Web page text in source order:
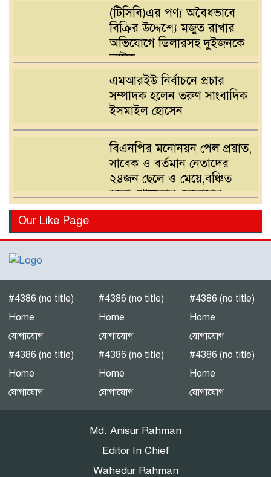
(টিসিবি)এর পণ্য অবৈধভাবে
বিক্রির উদ্দেশ্যে মজুত রাখার
অভিযোগে ডিলারসহ দুইজনকে
আটক
এমআরইউ নির্বাচনে প্রচার
সম্পাদক হলেন তরুণ সাংবাদিক
ইসমাইল হোসেন
বিএনপির মনোনয়ন পেল প্রয়াত,
সাবেক ও বর্তমান নেতাদের
২৪জন ছেলে ও মেয়ে,বঞ্চিত
হলো খোন্দকার দেলোয়ার
হোসেনের পুত্র
দাবিতে খোন্দকার আকবরের
শ্রীপুরে চোরাই পথে সার
পাচারকালে ৮০ বস্তাসহ পিকআপ
আটক
‎পটুয়াখালী গলাচিপায় গজালিয়া
ইউনিয়নে বিএনপি’র বিশাল
জনসভা।
‘কাউকে বর্গা দেওয়ার জন্য
জাতীয়তাবাদী দল তৈরি হয়নি’
— হাসান মামুন”
Our Like Page
#4386 (no title)
Home
যোগাযোগ
#4386 (no title)
Home
যোগাযোগ
#4386 (no title)
Home
যোগাযোগ
#4386 (no title)
Home
যোগাযোগ
#4386 (no title)
Home
যোগাযোগ
#4386 (no title)
Home
যোগাযোগ
Md. Anisur Rahman
Editor In Chief
Wahedur Rahman